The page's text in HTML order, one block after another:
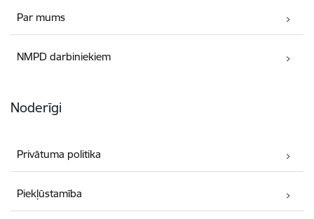
Par mums
NMPD darbiniekiem
Noderīgi
Privātuma politika
Piekļūstamība